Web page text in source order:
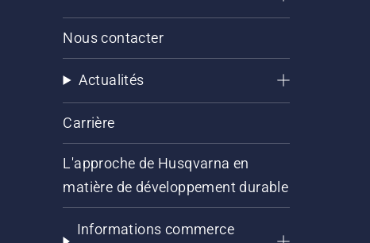
Nous contacter
Actualités
Carrière
L'approche de Husqvarna en
matière de développement durable
Informations commerce